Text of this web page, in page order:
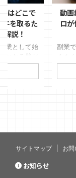
はどこで
を取るた
解説！
業として始
つけるか」
動画
ロ
副業
でき
なか
サイトマップ お
お知らせ